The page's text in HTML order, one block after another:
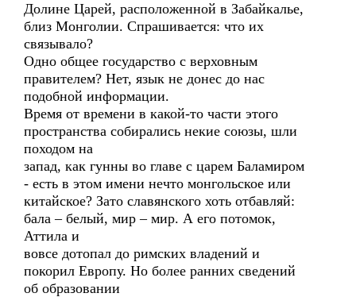
Долине Царей, расположенной в Забайкалье,
близ Монголии. Спрашивается: что их
связывало?
Одно общее государство с верховным
правителем? Нет, язык не донес до нас
подобной информации.
Время от времени в какой-то части этого
пространства собирались некие союзы, шли
походом на
запад, как гунны во главе с царем Баламиром
- есть в этом имени нечто монгольское или
китайское? Зато славянского хоть отбавляй:
бала – белый, мир – мир. А его потомок,
Аттила и
вовсе дотопал до римских владений и
покорил Европу. Но более ранних сведений
об образовании